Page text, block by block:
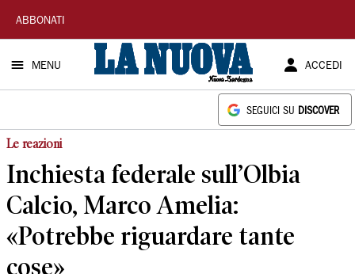
La
Nuova
Sardegna
ABBONATI
MENU ACCEDI
SEGUICI SU DISCOVER
Le reazioni
Inchiesta federale sull’Olbia
Calcio, Marco Amelia:
«Potrebbe riguardare tante
cose»